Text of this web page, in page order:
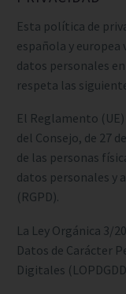
Esta política de
española y
datos personales
respeta las
El Reglamento
del Consejo, de 27
de las personas
datos personales y
(RGPD).
La Ley Orgánica 3/
Datos de Carácter
Digitales